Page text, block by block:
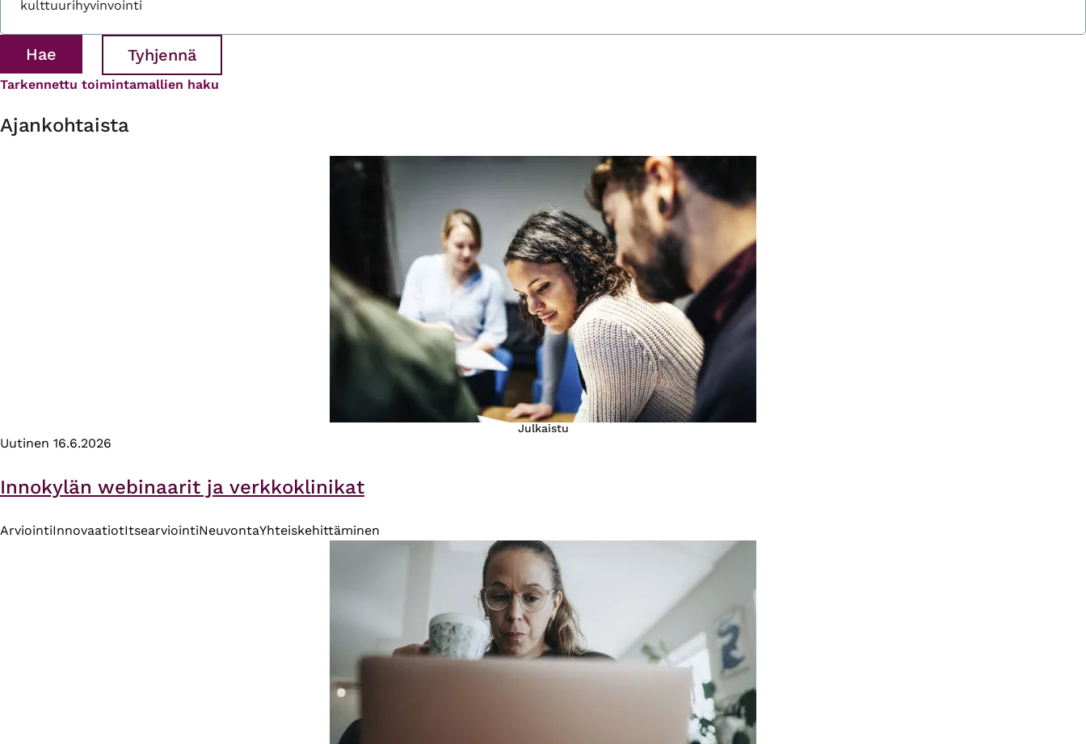
Tarkennettu toimintamallien haku
Ajankohtaista
Julkaistu
Uutinen 16.6.2026
Innokylän webinaarit ja verkkoklinikat
ArviointiInnovaatiotItsearviointiNeuvontaYhteiskehittäminen